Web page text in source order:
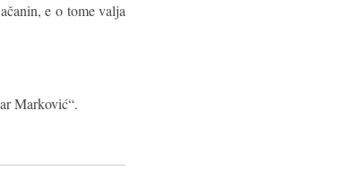
e o tome valja
Marković“.